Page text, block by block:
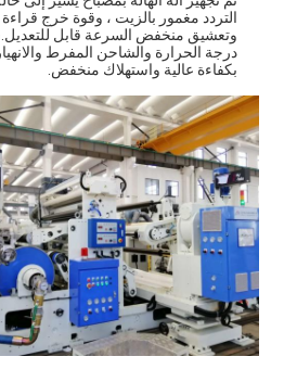
الصفحة الرئيسية
منتجات
معلومات عنا
جولة في المعمل
مراقبة الجودة
التردد مغمور بالزيت ، وقوة خرج
وتعشيق منخفض السرعة قابل
درجة الحرارة والشاحن المفرط
بكفاءة عالية واستهلاك منخفض.